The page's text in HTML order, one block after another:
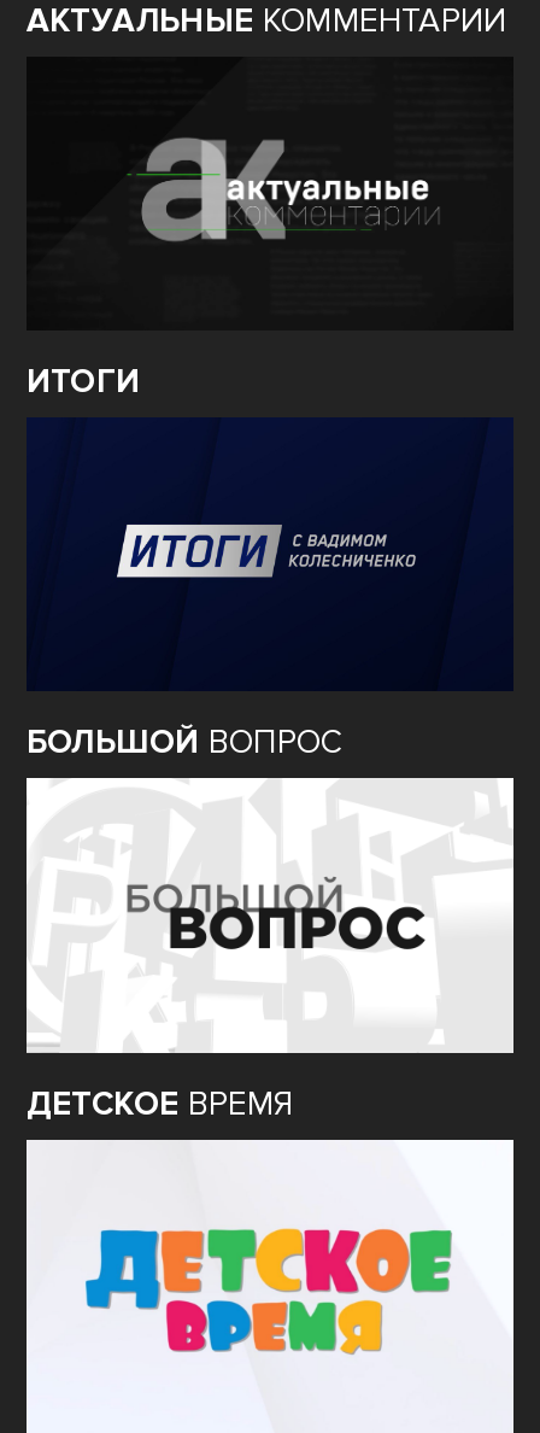
АКТУАЛЬНЫЕ КОММЕНТАРИИ
ИТОГИ
БОЛЬШОЙ ВОПРОС
ДЕТСКОЕ ВРЕМЯ